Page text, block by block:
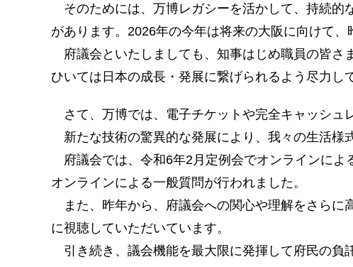
そのためには、万博レガシーを活かして、持続的
があります。2026年の今年は将来の大阪に向けて、
府議会といたしましても、知事はじめ職員の皆さ
ひいては日本の成長・発展に繋げられるよう尽力
さて、万博では、電子チケットや完全キャッシュ
新たな技術の驚異的な発展により、我々の生活様
府議会では、令和6年2月定例会でオンラインによ
オンラインによる一般質問が行われました。
また、昨年から、府議会への関心や理解をさらに
に視聴していただいています。
引き続き、議会機能を最大限に発揮して府民の負